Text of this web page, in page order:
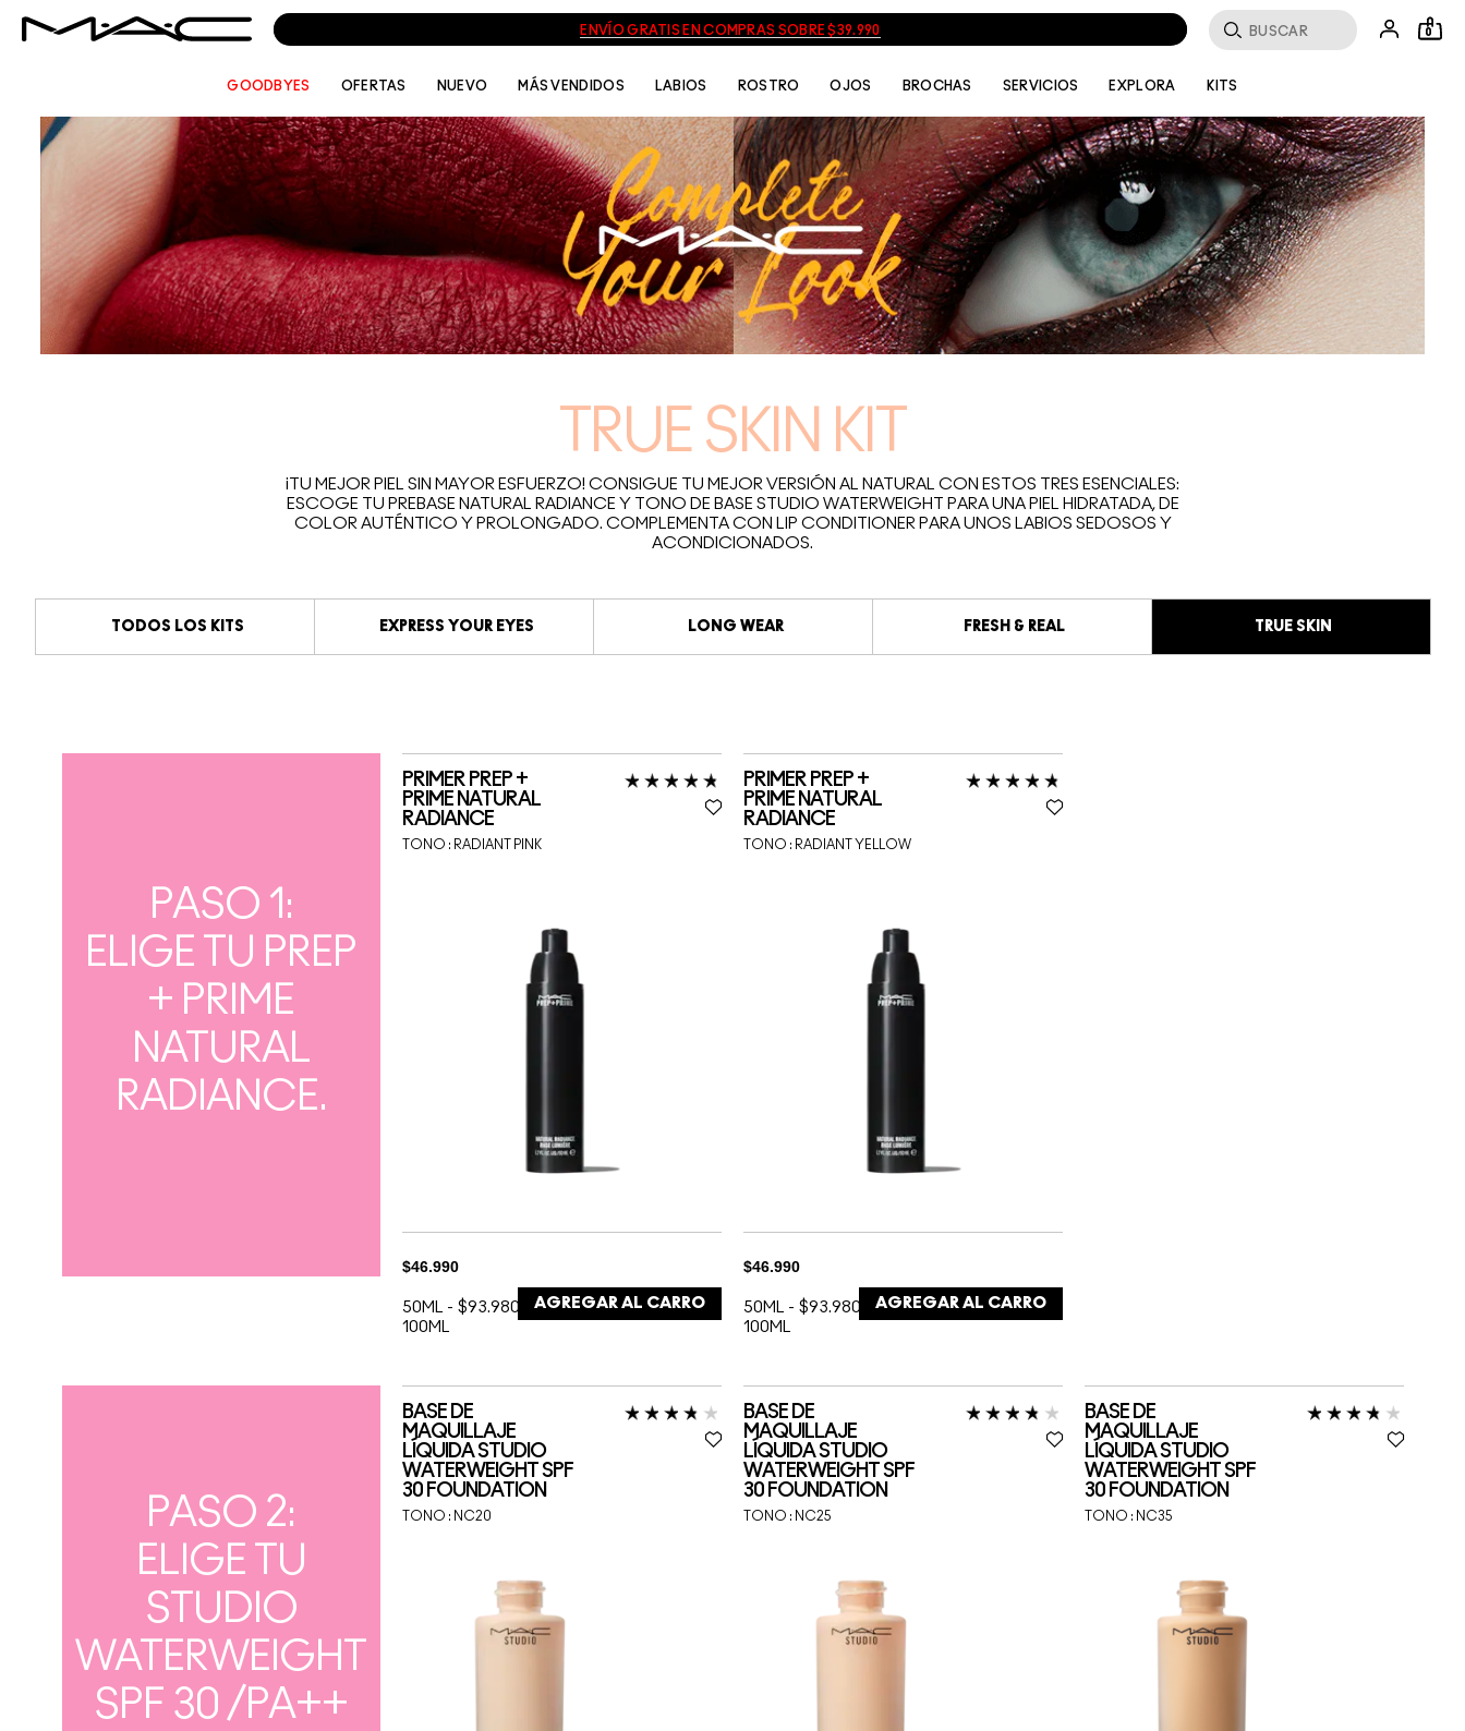
ENVÍO GRATIS EN COMPRAS SOBRE $39.990
Buscar
0
GOODBYES OFERTAS NUEVO MÁS VENDIDOS LABIOS ROSTRO OJOS BROCHAS SERVICIOS EXPLORA KITS
TRUE SKIN KIT
¡TU MEJOR PIEL SIN MAYOR ESFUERZO! CONSIGUE TU MEJOR VERSIÓN AL NATURAL CON ESTOS TRES ESENCIALES:
ESCOGE TU PREBASE NATURAL RADIANCE Y TONO DE BASE STUDIO WATERWEIGHT PARA UNA PIEL HIDRATADA, DE
COLOR AUTÉNTICO Y PROLONGADO. COMPLEMENTA CON LIP CONDITIONER PARA UNOS LABIOS SEDOSOS Y
ACONDICIONADOS.
TODOS LOS KITS EXPRESS YOUR EYES LONG WEAR FRESH & REAL TRUE SKIN
PASO 1:
ELIGE TU PREP
+ PRIME
NATURAL
RADIANCE.
PRIMER PREP +
PRIME NATURAL
RADIANCE
TONO : RADIANT PINK
$46.990
50ML - $93.980 /
100ML
AGREGAR AL CARRO
PRIMER PREP +
PRIME NATURAL
RADIANCE
TONO : RADIANT YELLOW
$46.990
50ML - $93.980 /
100ML
AGREGAR AL CARRO
PASO 2:
ELIGE TU
STUDIO
WATERWEIGHT
SPF 30 /PA++
BASE DE
MAQUILLAJE
LÍQUIDA STUDIO
WATERWEIGHT SPF
30 FOUNDATION
TONO : NC20
BASE DE
MAQUILLAJE
LÍQUIDA STUDIO
WATERWEIGHT SPF
30 FOUNDATION
TONO : NC25
BASE DE
MAQUILLAJE
LÍQUIDA STUDIO
WATERWEIGHT SPF
30 FOUNDATION
TONO : NC35